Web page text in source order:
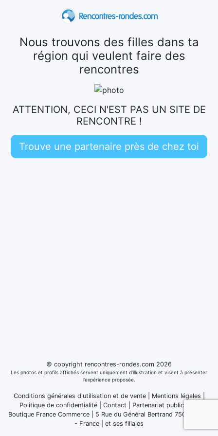
Nous trouvons des filles dans ta
région qui veulent faire des
rencontres
ATTENTION, CECI N'EST PAS UN SITE DE
RENCONTRE !
Trouve une partenaire près de chez toi
© copyright rencontres-rondes.com 2026
Les photos et profils affichés servent uniquement d’illustration et visent à présenter
l’expérience proposée.
Conditions générales d'utilisation et de vente| Mentions légales
Politique de confidentialité
Contact
Partenariat publicitaire
Boutique France Commerce | 5 Rue du Général Bertrand 75007 Paris
- France
et ses filiales